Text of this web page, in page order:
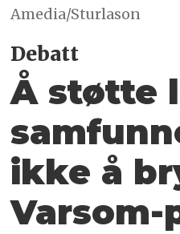
Amedia/Sturlason
Debatt
Å støtte
ikke å
Varsom-